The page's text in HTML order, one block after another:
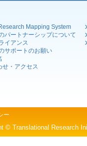
Mapping System
パートナーシップについて
イアンス
サポートのお願い
せ・アクセス
ー
© Translational Research